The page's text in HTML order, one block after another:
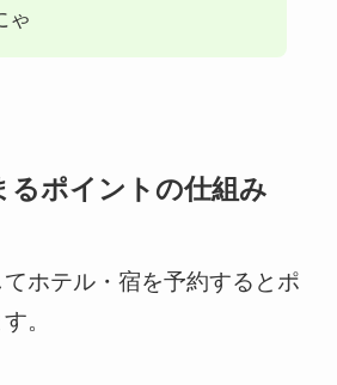
ゃ
るポイントの仕組み
ホテル・宿を予約するとポ
。